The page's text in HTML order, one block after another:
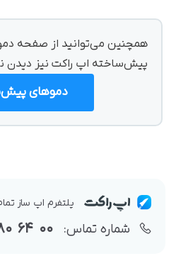
همچنین می‌توانید از صفحه
پیش‌ساخته اپ راکت نیز دیدن
دموهای
پلتفرم اپ ساز
شماره تماس: 64 00